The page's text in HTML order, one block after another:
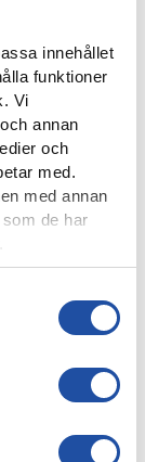
innehållet
funktioner
Vi
annan
och
med.
med annan
de har
KÄNSLA